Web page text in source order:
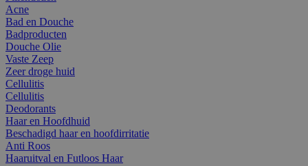
Acne
Bad en Douche
Badproducten
Douche Olie
Vaste Zeep
Zeer droge huid
Cellulitis
Cellulitis
Deodorants
Haar en Hoofdhuid
Beschadigd haar en hoofdirritatie
Anti Roos
Haaruitval en Futloos Haar